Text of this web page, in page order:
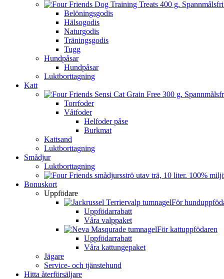
Belöningsgodis
Hälsogodis
Naturgodis
Träningsgodis
Tugg
Hundpåsar
Hundpåsar
Luktborttagning
Katt
Torrfoder
Våtfoder
Helfoder påse
Burkmat
Kattsand
Luktborttagning
Smådjur
Luktborttagning
Bonuskort
Uppfödare
För
Uppfödarrabatt
Våra valppaket
För kattuppfödaren
Uppfödarrabatt
Våra kattungepaket
Jägare
Service- och tjänstehund
Hitta återförsäljare